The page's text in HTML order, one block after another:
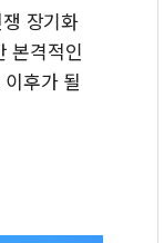
장기화
본격적인
후가 될